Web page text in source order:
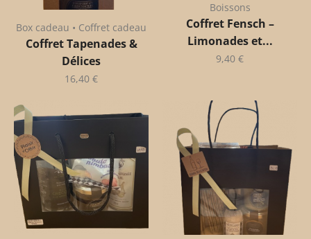
Box cadeau • Coffret cadeau
Coffret Tapenades &
Délices
16,40 €
Boissons
Coffret Fensch –
Limonades et...
9,40 €